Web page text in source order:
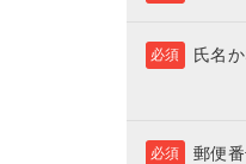
氏名
必須
郵便
必須